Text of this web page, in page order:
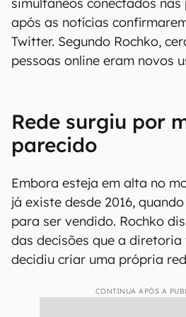
após as notícias
Twitter. Segundo Rochko,
pessoas online eram novos
Rede surgiu por
parecido
Embora esteja em alta no
já existe desde 2016,
para ser vendido. Rochko
das decisões que a
decidiu criar uma própria
CONTINUA APÓS A